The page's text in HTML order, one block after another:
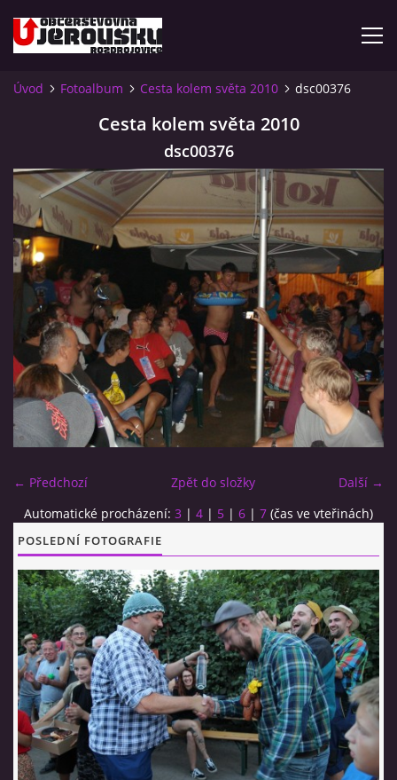
VIDLÁCKÝ VÍCEBOJ 2023 - VIDEO
OTEVÍRACÍ DOBA
VIDLÁCKÝ VÍCEBOJ 2020 - ČLÁNEK Z ROZDROJOVICKÉ
DRBNY 4/2020
VIDLÁCKÝ VÍCEBOJ 2020 - VIDEO
CO SI U NÁS DÁTE?
FOTOALBUM
CESTA KOLEM SVĚTA 2014 - VIDEO
VIDLÁCKÝ VÍCEBOJ 2023
CENÍK
Úvod Fotoalbum Cesta kolem světa 2010 dsc00376
Cesta kolem světa 2010
dsc00376
← Předchozí Další →
Zpět do složky
Automatické procházení: 3 | 4 | 5 | 6 | 7 (čas ve vteřinách)
POSLEDNÍ FOTOGRAFIE